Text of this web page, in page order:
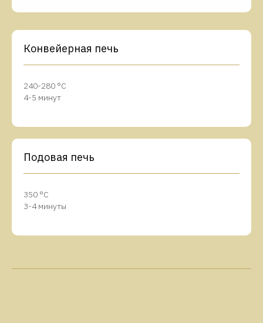
Конвейерная печь
240-280 °C
4-5 минут
Подовая печь
350 °C
3-4 минуты